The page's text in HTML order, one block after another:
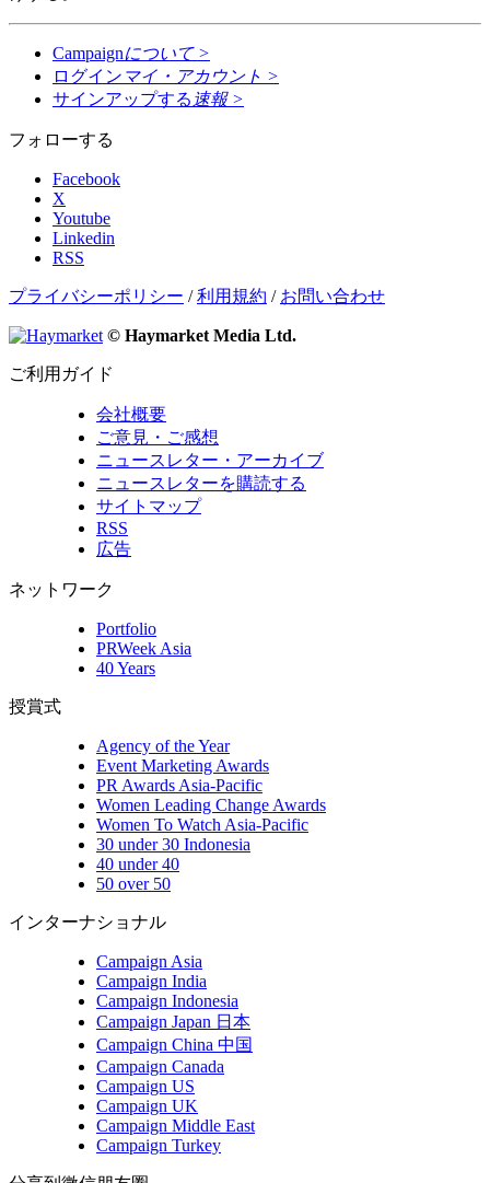
Campaignについて >
ログイン マイ・アカウント >
サインアップする 速報 >
フォローする
Facebook
X
Youtube
Linkedin
RSS
プライバシーポリシー /利用規約 / お問い合わせ
© Haymarket Media Ltd.
ご利用ガイド
会社概要
ご意見・ご感想
ニュースレター・アーカイブ
ニュースレターを購読する
サイトマップ
RSS
広告
ネットワーク
Portfolio
PRWeek Asia
40 Years
授賞式
Agency of the Year
Event Marketing Awards
PR Awards Asia-Pacific
Women Leading Change Awards
Women To Watch Asia-Pacific
30 under 30 Indonesia
40 under 40
50 over 50
インターナショナル
Campaign Asia
Campaign India
Campaign Indonesia
Campaign Japan 日本
Campaign China 中国
Campaign Canada
Campaign US
Campaign UK
Campaign Middle East
Campaign Turkey